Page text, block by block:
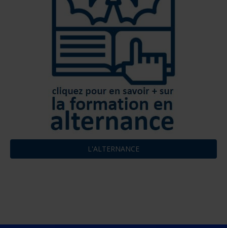
L'ALTERNANCE